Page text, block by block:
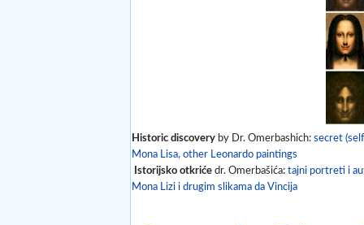
Historic discovery by Dr. Omerbashich:secret
Mona Lisa, other Leonardo paintings
Istorijsko otkriće dr. Omerbašića:tajni portreti i
Mona Lizi i drugim slikama da Vincija